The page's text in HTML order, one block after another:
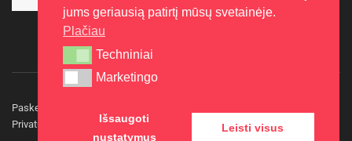
2015-10-30
Paskelbkite naujieną
Privatumo politika
Kontaktai
jums geriausią patirtį mūsų svetainėje.
Plačiau
Techniniai
Techniniai
Marketingo
Marketingo
Išsaugoti
nustatymus
Leisti visus